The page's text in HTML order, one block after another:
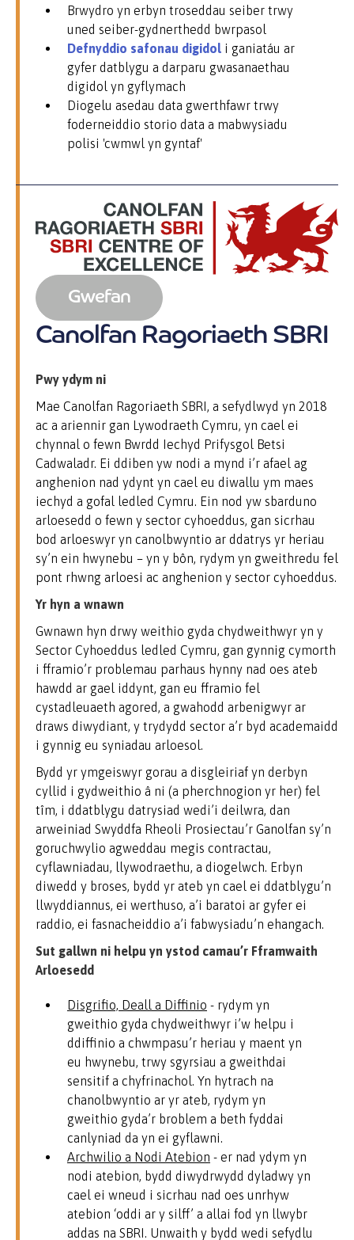
Brwydro yn erbyn troseddau seiber trwy
uned seiber-gydnerthedd bwrpasol
Defnyddio safonau digidol i ganiatáu ar
gyfer datblygu a darparu gwasanaethau
digidol yn gyflymach
Diogelu asedau data gwerthfawr trwy
foderneiddio storio data a mabwysiadu
polisi 'cwmwl yn gyntaf'
Gwefan
Canolfan Ragoriaeth SBRI
Pwy ydym ni
Mae Canolfan Ragoriaeth SBRI, a sefydlwyd yn 2018
ac a ariennir gan Lywodraeth Cymru, yn cael ei
chynnal o fewn Bwrdd Iechyd Prifysgol Betsi
Cadwaladr. Ei ddiben yw nodi a mynd i’r afael ag
anghenion nad ydynt yn cael eu diwallu ym maes
iechyd a gofal ledled Cymru. Ein nod yw sbarduno
arloesedd o fewn y sector cyhoeddus, gan sicrhau
bod arloeswyr yn canolbwyntio ar ddatrys yr heriau
sy’n ein hwynebu – yn y bôn, rydym yn gweithredu fel
pont rhwng arloesi ac anghenion y sector cyhoeddus.
Yr hyn a wnawn
Gwnawn hyn drwy weithio gyda chydweithwyr yn y
Sector Cyhoeddus ledled Cymru, gan gynnig cymorth
i fframio’r problemau parhaus hynny nad oes ateb
hawdd ar gael iddynt, gan eu fframio fel
cystadleuaeth agored, a gwahodd arbenigwyr ar
draws diwydiant, y trydydd sector a’r byd academaidd
i gynnig eu syniadau arloesol.
Bydd yr ymgeiswyr gorau a disgleiriaf yn derbyn
cyllid i gydweithio â ni (a pherchnogion yr her) fel
tîm, i ddatblygu datrysiad wedi’i deilwra, dan
arweiniad Swyddfa Rheoli Prosiectau’r Ganolfan sy’n
goruchwylio agweddau megis contractau,
cyflawniadau, llywodraethu, a diogelwch. Erbyn
diwedd y broses, bydd yr ateb yn cael ei ddatblygu’n
llwyddiannus, ei werthuso, a’i baratoi ar gyfer ei
raddio, ei fasnacheiddio a’i fabwysiadu’n ehangach.
Sut gallwn ni helpu yn ystod camau’r Fframwaith
Arloesedd
Disgrifio, Deall a Diffinio - rydym yn
gweithio gyda chydweithwyr i’w helpu i
ddiffinio a chwmpasu’r heriau y maent yn
eu hwynebu, trwy sgyrsiau a gweithdai
sensitif a chyfrinachol. Yn hytrach na
chanolbwyntio ar yr ateb, rydym yn
gweithio gyda’r broblem a beth fyddai
canlyniad da yn ei gyflawni.
Archwilio a Nodi Atebion - er nad ydym yn
nodi atebion, bydd diwydrwydd dyladwy yn
cael ei wneud i sicrhau nad oes unrhyw
atebion ‘oddi ar y silff’ a allai fod yn llwybr
addas na SBRI. Unwaith y bydd wedi sefydlu